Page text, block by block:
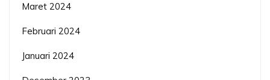
Maret 2024
Februari 2024
Januari 2024